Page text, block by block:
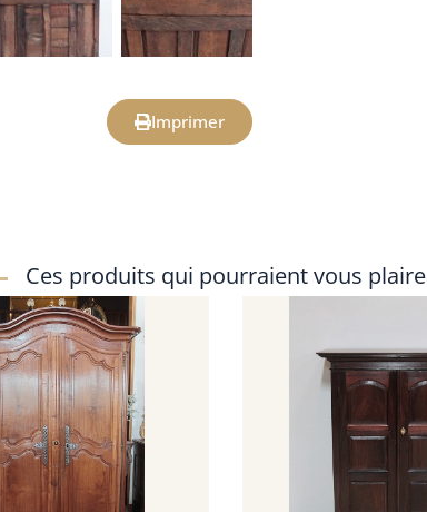
Imprimer
Ces produits qui pourraient vous plaire